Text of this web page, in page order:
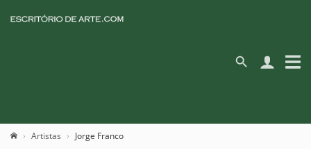
Artistas Jorge Franco